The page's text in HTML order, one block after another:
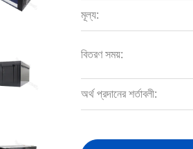
মূল্য:
বিতরণ সময়:
অর্থ প্রদানের শর্তাবলী: